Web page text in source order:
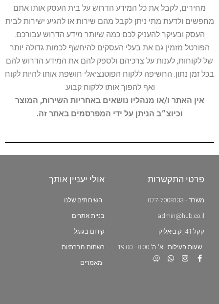
מחירים, לקבל את כל המידע הדרוש על בית העסק אותו אתם
מחפשים ולדעת מתי ניתן לקבל מהם שירות או להגיע ישירות לבית
העסק ובעיקר להעניק לכם כמה שיותר מידע הדרוש עבורכם.
הפורטל מזמין גם את בעלי העסקים להיחשף לכמות גדולה יותר
של לקוחות, לענות על צרכיהם ולספק להם את המידע הדרוש להם
בכל זמן נתון. החשיפה ללקוח הפוטנציאלי חושפת אותו להיות לקוח
ואף להפוך אותו ללקוח קבוע.
אין האתר ו/או מנהליו נושאים באחריות השירות, המוצר
וכיוצ״ב הניתן על ידי המפרסמים באתר זה.
פרטי התקשרות
משרד - 077-7008133
admin@hub.co.il
קקל 41, ק.ביאליק
שעות פעילות : א'-ה' 8:00 - 19:00
אולי יעניין אותך
השירותים שלנו
בניית אתרים
קידום בגוגל
רשתות חברתיות
מאמרים